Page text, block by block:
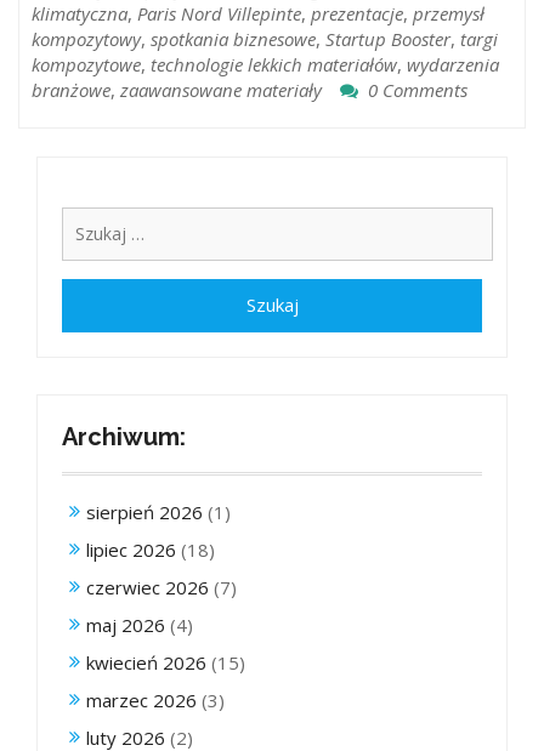
klimatyczna, Paris Nord Villepinte, prezentacje, przemysł
kompozytowy, spotkania biznesowe, Startup Booster, targi
kompozytowe, technologie lekkich materiałów, wydarzenia
branżowe, zaawansowane materiały 0 Comments
Archiwum:
sierpień 2026 (1)
lipiec 2026 (18)
czerwiec 2026 (7)
maj 2026 (4)
kwiecień 2026 (15)
marzec 2026 (3)
luty 2026 (2)